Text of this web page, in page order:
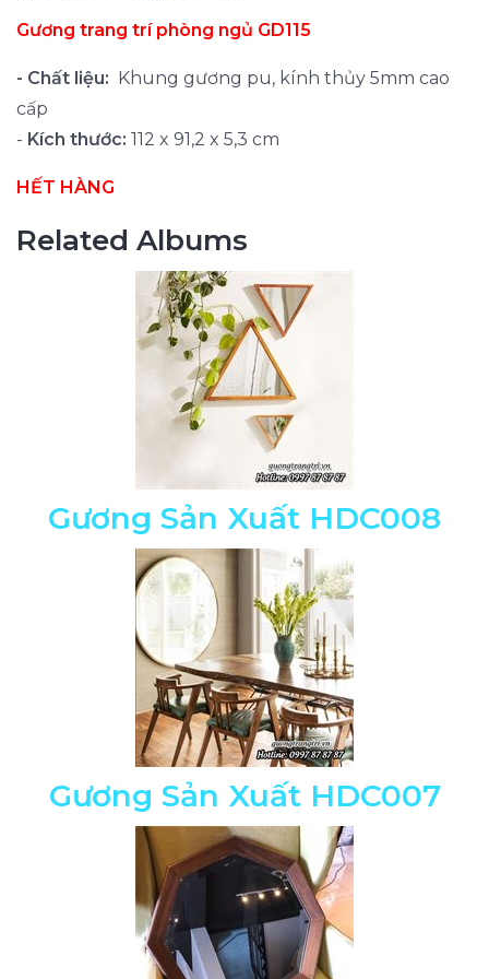
Gương trang trí phòng ngủ GD115
- Chất liệu: Khung gương pu, kính thủy 5mm cao
cấp
- Kích thước: 112 x 91,2 x 5,3 cm
HẾT HÀNG
Related Albums
Gương Sản Xuất HDC008
Gương Sản Xuất HDC007